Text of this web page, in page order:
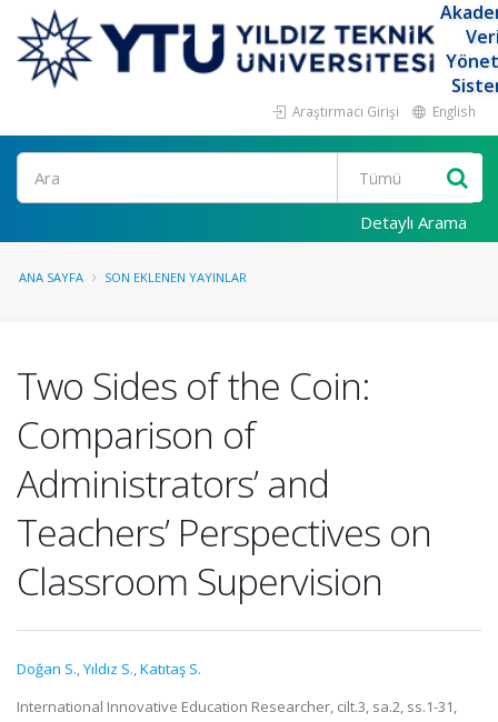
Araştırmacı Girişi English
Ara
Detaylı Arama
ANA SAYFA SON EKLENEN YAYINLAR
Two Sides of the Coin:
Comparison of
Administrators’ and
Teachers’ Perspectives on
Classroom Supervision
Doğan S.,Yıldız S.,Katıtaş S.
International Innovative Education Researcher, cilt.3, sa.2, ss.1-31,